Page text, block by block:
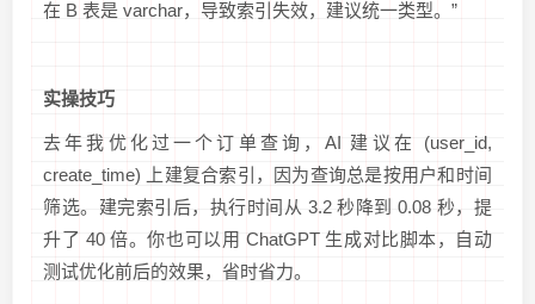
在 B 表是 varchar，导致索引失效，建议统一类型。”
实操技巧
去年我优化过一个订单查询，AI 建议在 (user_id,
create_time) 上建复合索引，因为查询总是按用户和时间
筛选。建完索引后，执行时间从 3.2 秒降到 0.08 秒，提
升了 40 倍。你也可以用 ChatGPT 生成对比脚本，自动
测试优化前后的效果，省时省力。